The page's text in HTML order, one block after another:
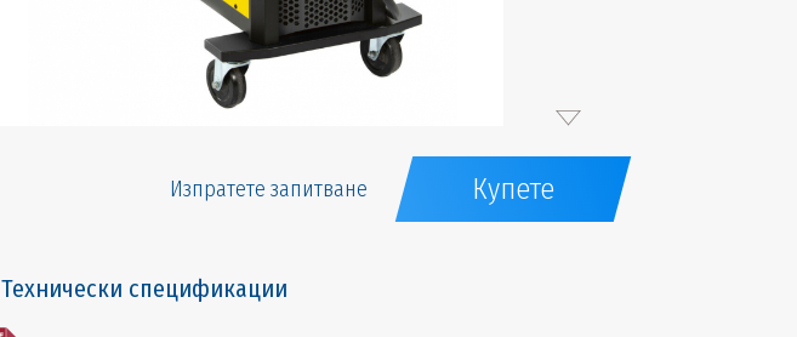
Изпратете запитване Купете
Технически спецификации